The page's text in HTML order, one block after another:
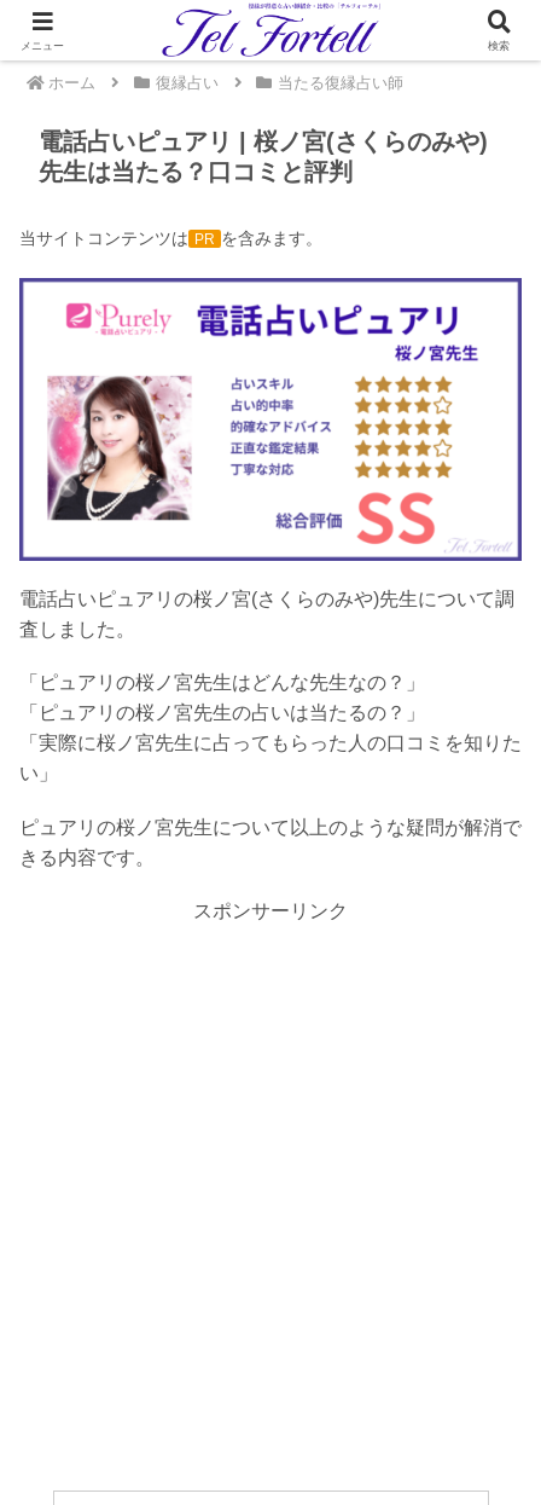
ホーム 復縁占い 当たる復縁占い師
電話占いピュアリ | 桜ノ宮(さくらのみや)
先生は当たる？口コミと評判
当サイトコンテンツは PR を含みます。
電話占いピュアリの桜ノ宮(さくらのみや)先生について調
査しました。
「ピュアリの桜ノ宮先生はどんな先生なの？」
「ピュアリの桜ノ宮先生の占いは当たるの？」
「実際に桜ノ宮先生に占ってもらった人の口コミを知りた
い」
ピュアリの桜ノ宮先生について以上のような疑問が解消で
きる内容です。
スポンサーリンク
メニュー 検索